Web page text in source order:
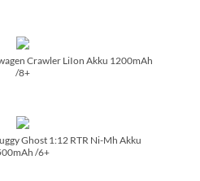
Crawler LiIon Akku 1200mAh
/­8+
Ghost 1:12 RTR Ni-Mh Akku
/­6+